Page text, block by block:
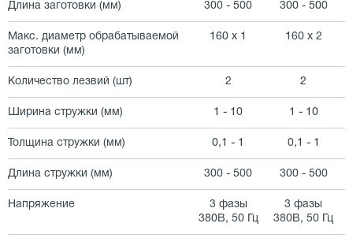
Длина заготовки (мм) 300 - 500 300 - 500
Макс. диаметр обрабатываемой
заготовки (мм)
160 х 1 160 х 2
Количество лезвий (шт) 2 2
Ширина стружки (мм) 1 - 10 1 - 10
Толщина стружки (мм) 0,1 - 1 0,1 - 1
Длина стружки (мм) 300 - 500 300 - 500
Напряжение
3 фазы
380В, 50 Гц
3 фазы
380В, 50 Гц